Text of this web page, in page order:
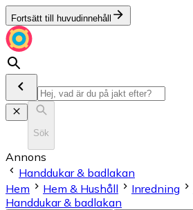
Fortsätt till huvudinnehåll
Sök
Annons
Handdukar & badlakan
Hem
Hem & Hushåll Inredning
Handdukar & badlakan